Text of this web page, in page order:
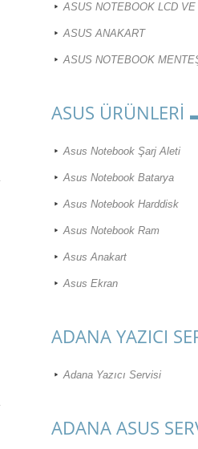
ASUS NOTEBOOK LCD
ASUS ANAKART
ASUS NOTEBOOK
ASUS ÜRÜNLERİ
Asus Notebook Şarj Aleti
Asus Notebook Batarya
Asus Notebook Harddisk
Asus Notebook Ram
Asus Anakart
Asus Ekran
ADANA YAZICI
Adana Yazıcı Servisi
ADANA ASUS